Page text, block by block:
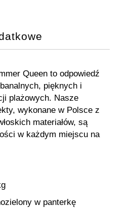
Queen to odpowiedź
pięknych i
plażowych. Nasze
wykonane w Polsce z
materiałów, są
w każdym miejscu na
w panterkę